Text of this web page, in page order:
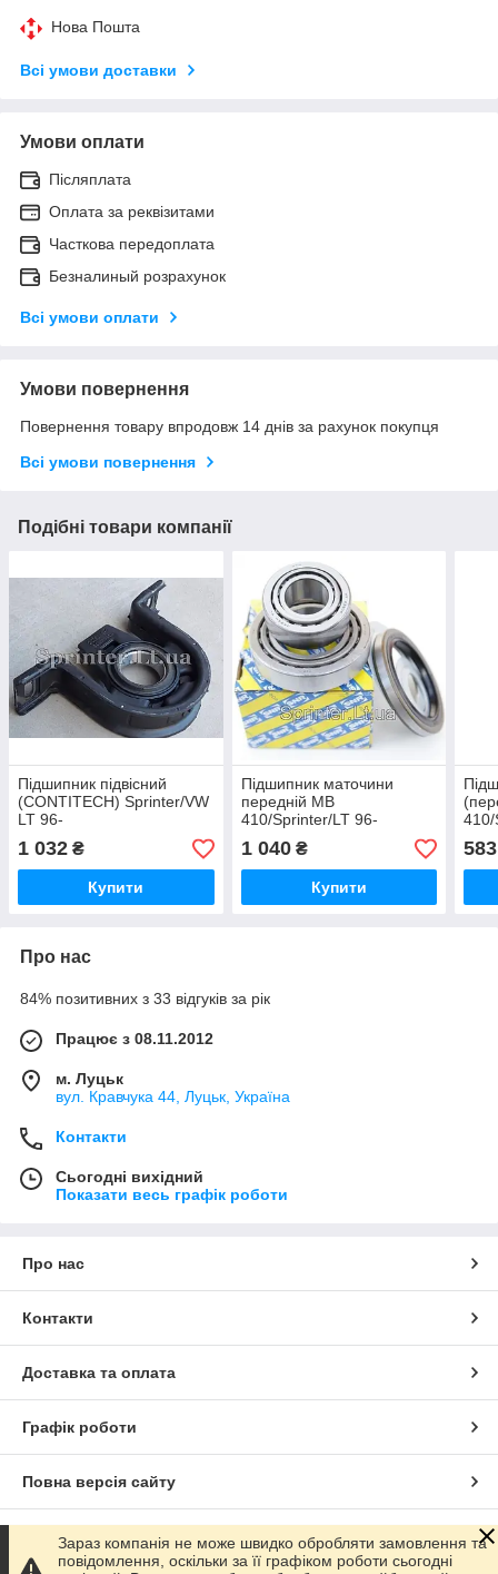
Нова Пошта
Всі умови доставки
Умови оплати
Післяплата
Оплата за реквізитами
Часткова передоплата
Безналиный розрахунок
Всі умови оплати
Умови повернення
Повернення товару впродовж 14 днів за рахунок покупця
Всі умови повернення
Подібні товари компанії
Підшипник підвісний
(CONTITECH) Sprinter/VW
LT 96-
1 032 ₴
Купити
Підшипник маточини
передній MB
410/Sprinter/LT 96-
1 040₴
Купити
410/
583
Про нас
84% позитивних з 33 відгуків за рік
Працює з 08.11.2012
м. Луцьк
вул. Кравчука 44, Луцьк, Україна
Контакти
Сьогодні вихідний
Показати весь графік роботи
Про нас
Контакти
Доставка та оплата
Графік роботи
Повна версія сайту
Сайт створено на маркетплейсіProm.ua
Зараз компанія не може швидко обробляти замовлення та
повідомлення, оскільки за її графіком роботи сьогодні